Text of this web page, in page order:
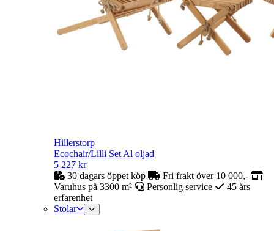
Hillerstorp
Ecochair/Lilli Set Al oljad
5 227 kr
30 dagars öppet köp
Fri frakt över 10 000,-
Varuhus på 3300 m²
Personlig service
45 års
erfarenhet
Stolar